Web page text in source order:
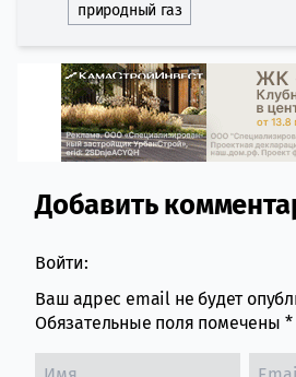
природный газ
Comment
Добавить
Войти:
Ваш адрес email не будет
Обязательные поля помечены *